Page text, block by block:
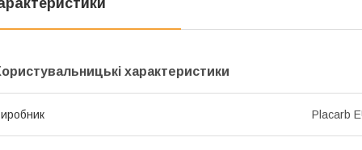
характеристики
Placarb